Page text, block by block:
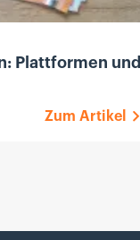
Plattformen und
Zum Artikel